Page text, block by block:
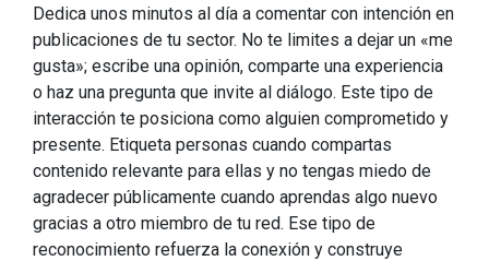
Dedica unos minutos al día a comentar con intención en
publicaciones de tu sector. No te limites a dejar un «me
gusta»; escribe una opinión, comparte una experiencia
o haz una pregunta que invite al diálogo. Este tipo de
interacción te posiciona como alguien comprometido y
presente. Etiqueta personas cuando compartas
contenido relevante para ellas y no tengas miedo de
agradecer públicamente cuando aprendas algo nuevo
gracias a otro miembro de tu red. Ese tipo de
reconocimiento refuerza la conexión y construye